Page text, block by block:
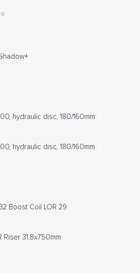
hydraulic disc, 180/160mm
hydraulic disc, 180/160mm
Boost Coil LOR 29
Riser 31.8x750mm